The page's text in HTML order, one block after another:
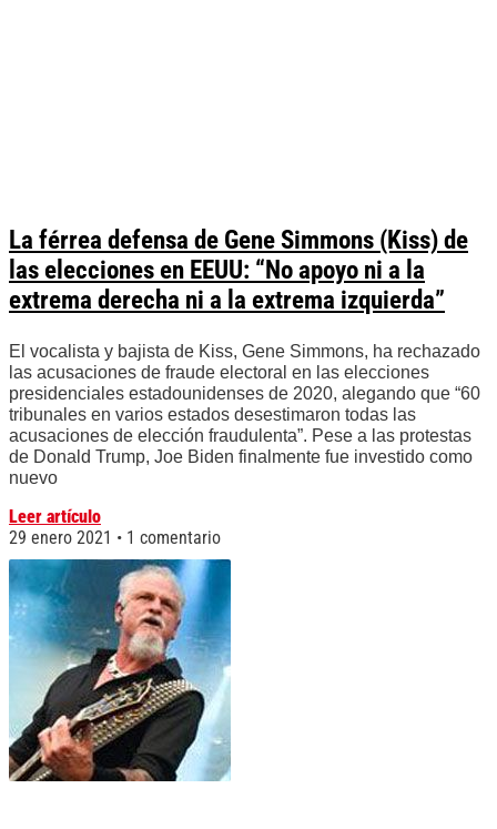
La férrea defensa de Gene Simmons (Kiss) de
las elecciones en EEUU: “No apoyo ni a la
extrema derecha ni a la extrema izquierda”
El vocalista y bajista de Kiss, Gene Simmons, ha rechazado
las acusaciones de fraude electoral en las elecciones
presidenciales estadounidenses de 2020, alegando que “60
tribunales en varios estados desestimaron todas las
acusaciones de elección fraudulenta”. Pese a las protestas
de Donald Trump, Joe Biden finalmente fue investido como
nuevo
Leer artículo
29 enero 2021
1 comentario